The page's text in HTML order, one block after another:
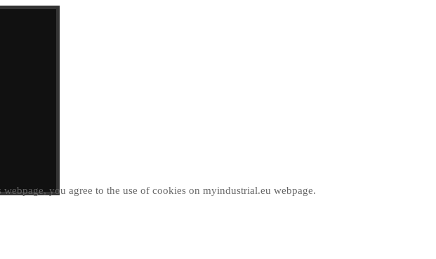
you agree to the use of cookies on myindustrial.eu webpage.